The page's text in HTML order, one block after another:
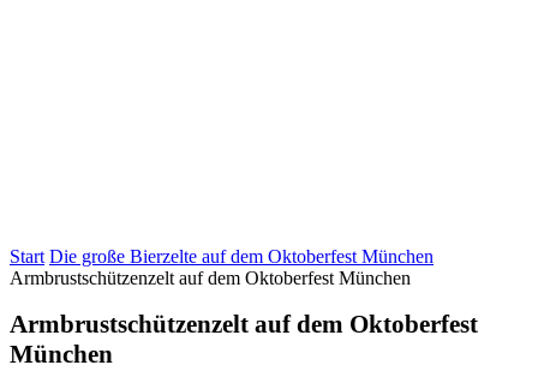
Start Die große Bierzelte auf dem Oktoberfest München
Armbrustschützenzelt auf dem Oktoberfest München
Armbrustschützenzelt auf dem Oktoberfest
München